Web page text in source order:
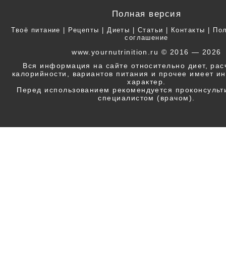
Полная версия
Твоё питание | Рецепты | Диеты | Статьи | Контакты |
соглашение
www.yournutrinition.ru © 2016 — 2026
Вся информация на сайте относительно диет,
калорийности, вариантов питания и прочее имеет
характер.
Перед использованием рекомендуется
специалистом (врачом).